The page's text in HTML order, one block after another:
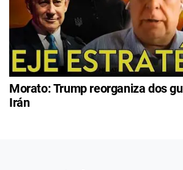
Morato: Trump reorganiza dos
Irán